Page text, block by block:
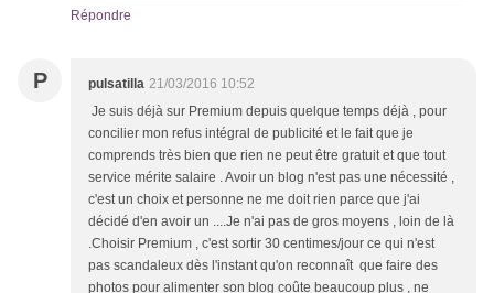
Répondre
P pulsatilla 21/03/2016 10:52
Je suis déjà sur Premium depuis quelque temps déjà , pour
concilier mon refus intégral de publicité et le fait que je
comprends très bien que rien ne peut être gratuit et que tout
service mérite salaire . Avoir un blog n'est pas une nécessité ,
c'est un choix et personne ne me doit rien parce que j'ai
décidé d'en avoir un ....Je n'ai pas de gros moyens , loin de là
.Choisir Premium , c'est sortir 30 centimes/jour ce qui n'est
pas scandaleux dès l'instant qu'on reconnaît que faire des
photos pour alimenter son blog coûte beaucoup plus , ne